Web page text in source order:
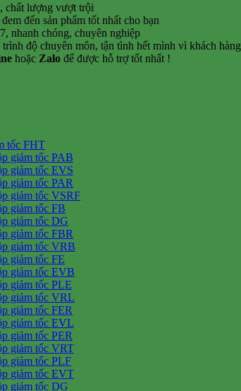
chất lượng vượt trội
đến sản phẩm tốt nhất cho bạn
nhanh chóng, chuyên nghiệp
độ chuyên môn, tận tình hết mình vì khách hàng
hoặc Zalo để được hỗ trợ tốt nhất !
tốc FHT
giảm tốc PAB
giảm tốc EVS
giảm tốc PAR
giảm tốc VSRF
giảm tốc FB
giảm tốc DG
giảm tốc FBR
giảm tốc VRB
giảm tốc FE
giảm tốc EVB
giảm tốc PLE
giảm tốc VRL
giảm tốc FER
giảm tốc EVL
giảm tốc PER
giảm tốc VRT
giảm tốc PLF
giảm tốc EVT
giảm tốc DG